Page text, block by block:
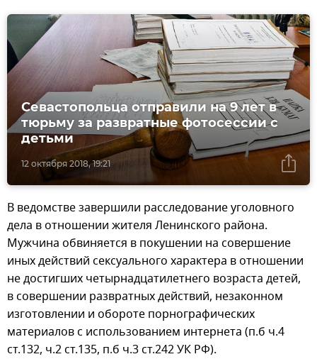
12 октября 2018, 19:21
Севастопольца отправили на 9 лет в
тюрьму за развратные фотосессии с
детьми
В ведомстве завершили расследование уголовного
дела в отношении жителя Ленинского района.
Мужчина обвиняется в покушении на совершение
иных действий сексуального характера в отношении
не достигших четырнадцатилетнего возраста детей,
в совершении развратных действий, незаконном
изготовлении и обороте порнографических
материалов с использованием интернета (п.б ч.4
ст.132, ч.2 ст.135, п.б ч.3 ст.242 УК РФ).